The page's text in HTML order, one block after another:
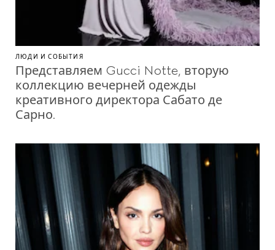
ЛЮДИ И СОБЫТИЯ
Представляем Gucci Notte, вторую
коллекцию вечерней одежды
креативного директора Сабато де
Сарно.